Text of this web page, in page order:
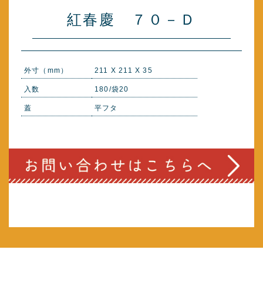
紅春慶 ７０－Ｄ
外寸（mm） 211 X 211 X 35
入数 180/袋20
蓋 平フタ